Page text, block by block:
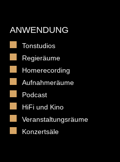
ANWENDUNG
Tonstudios
Regieräume
Homerecording
Aufnahmeräume
Podcast
HiFi und Kino
Veranstaltungsräume
Konzertsäle